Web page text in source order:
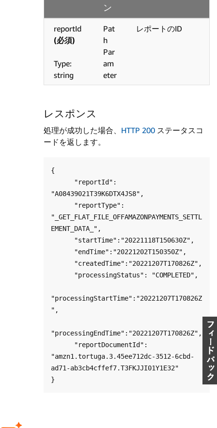
ン
reportId
(必須)
Type:
string
Pat
h
Par
am
eter
レポートのID
レスポンス
処理が成功した場合、 HTTP 200 ステータスコ
ードを返します。
{
"A08439021T39K6DTX4JS8",
"_GET_FLAT_FILE_OFFAMAZONPAYMENTS_SETTL
EMENT_DATA_",
"processingStartTime":"20221207T170826Z
",
"processingEndTime":"20221207T170826Z",
"amzn1.tortuga.3.45ee712dc-3512-6cbd-
ad71-ab3cb4cffef7.T3FKJJI01Y1E32"